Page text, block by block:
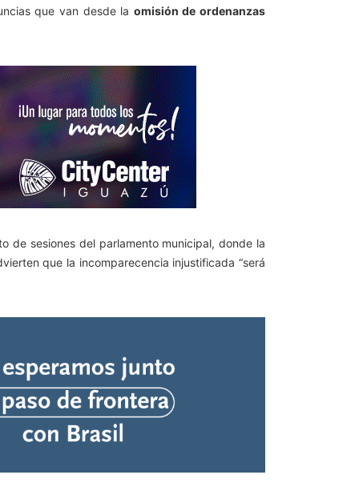
que van desde la omisión de ordenanzas
de sesiones del parlamento municipal, donde la
que la incomparecencia injustificada “será